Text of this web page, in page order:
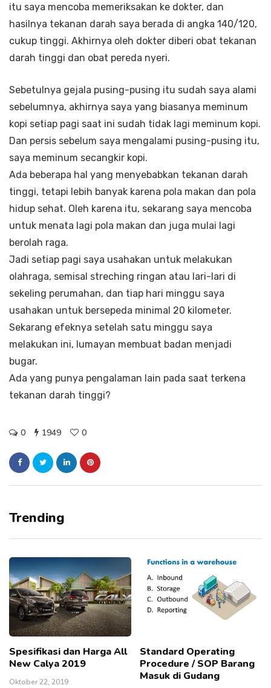
itu saya mencoba memeriksakan ke dokter, dan
hasilnya tekanan darah saya berada di angka 140/120,
cukup tinggi. Akhirnya oleh dokter diberi obat tekanan
darah tinggi dan obat pereda nyeri.
Sebetulnya gejala pusing-pusing itu sudah saya alami
sebelumnya, akhirnya saya yang biasanya meminum
kopi setiap pagi saat ini sudah tidak lagi meminum kopi.
Dan persis sebelum saya mengalami pusing-pusing itu,
saya meminum secangkir kopi.
Ada beberapa hal yang menyebabkan tekanan darah
tinggi, tetapi lebih banyak karena pola makan dan pola
hidup sehat. Oleh karena itu, sekarang saya mencoba
untuk menata lagi pola makan dan juga mulai lagi
berolah raga.
Jadi setiap pagi saya usahakan untuk melakukan
olahraga, semisal streching ringan atau lari-lari di
sekeling perumahan, dan tiap hari minggu saya
usahakan untuk bersepeda minimal 20 kilometer.
Sekarang efeknya setelah satu minggu saya
melakukan ini, lumayan membuat badan menjadi
bugar.
Ada yang punya pengalaman lain pada saat terkena
tekanan darah tinggi?
0 1949 0
Trending
Spesifikasi dan Harga All
New Calya 2019
Oktober 22, 2019
Standard Operating
Procedure / SOP Barang
Masuk di Gudang